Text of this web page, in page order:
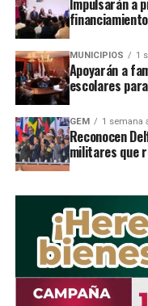
El campeÃ³n
demarcaciÃ³n desde
fomentado a
Villa Esmeralda, el
Alfredo GarcÃ­a
que el fomento al
de gobierno. Y
lugar mÃ¡s digno
Impulsarán a
MUNICIPIOS 1
Apoyarán a
escolares
GEM 1 semana
Reconocen
militares que